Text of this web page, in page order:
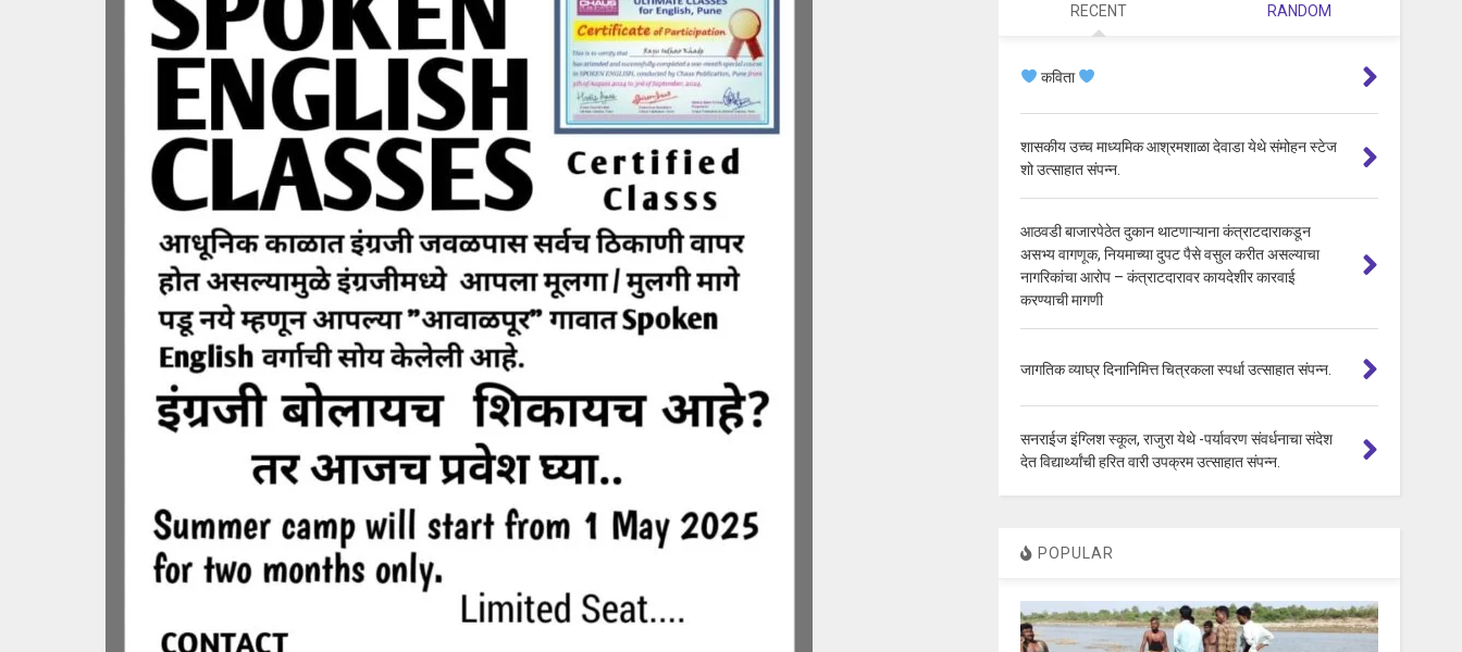
RECENT RANDOM
कविता
शासकीय उच्च माध्यमिक आश्रमशाळा देवाडा येथे संमोहन स्टेज
शो उत्साहात संपन्न.
आठवडी बाजारपेठेत दुकान थाटणाऱ्याना कंत्राटदाराकडून
असभ्य वागणूक, नियमाच्या दुपट पैसे वसुल करीत असल्याचा
नागरिकांचा आरोप – कंत्राटदारावर कायदेशीर कारवाई
करण्याची मागणी
जागतिक व्याघ्र दिनानिमित्त चित्रकला स्पर्धा उत्साहात संपन्न.
सनराईज इंग्लिश स्कूल, राजुरा येथे -पर्यावरण संवर्धनाचा संदेश
देत विद्यार्थ्यांची हरित वारी उपक्रम उत्साहात संपन्न.
POPULAR